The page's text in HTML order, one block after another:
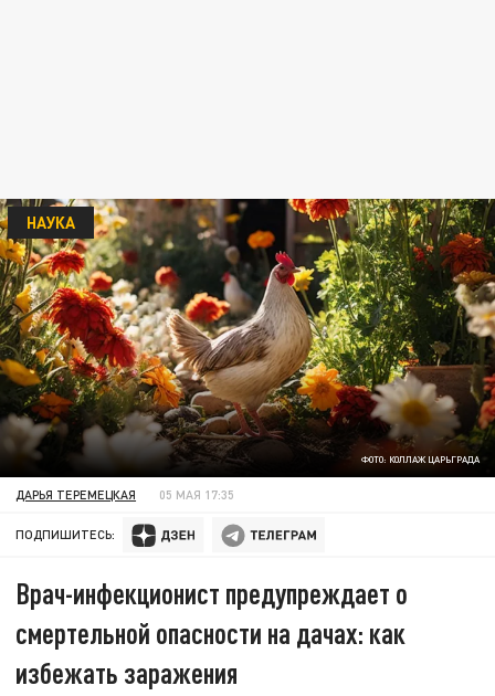
ФОТО: КОЛЛАЖ ЦАРЬГРАДА
НАУКА
ДАРЬЯ ТЕРЕМЕЦКАЯ 05 МАЯ 17:35
ПОДПИШИТЕСЬ:
Врач-инфекционист предупреждает о
смертельной опасности на дачах: как
избежать заражения